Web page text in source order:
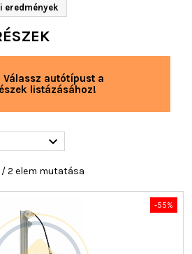
eredmények
Válassz autótípust a
listázásához!

/ 2 elem mutatása
-55%